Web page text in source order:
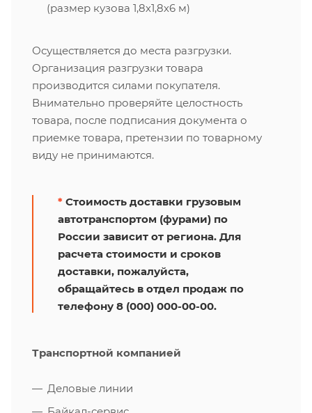
(размер кузова 1,8х1,8х6 м)
Осуществляется до места разгрузки.
Организация разгрузки товара
производится силами покупателя.
Внимательно проверяйте целостность
товара, после подписания документа о
приемке товара, претензии по товарному
виду не принимаются.
* Стоимость доставки грузовым
автотранспортом (фурами) по
России зависит от региона. Для
расчета стоимости и сроков
доставки, пожалуйста,
обращайтесь в отдел продаж по
телефону 8 (000) 000-00-00.
Транспортной компанией
Деловые линии